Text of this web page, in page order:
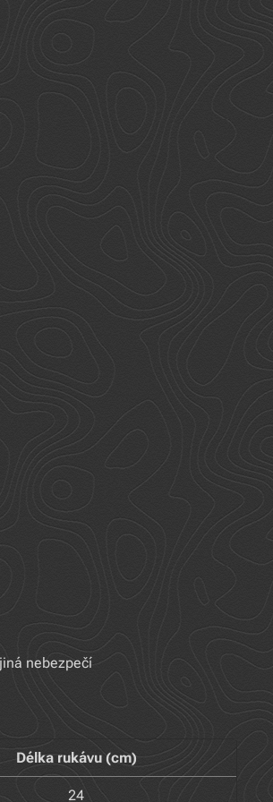
nebezpečí
Délka rukávu (cm)
24